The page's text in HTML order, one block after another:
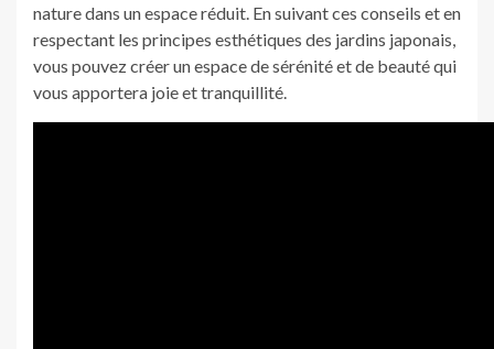
nature dans un espace réduit. En suivant ces conseils et en
respectant les principes esthétiques des jardins japonais,
vous pouvez créer un espace de sérénité et de beauté qui
vous apportera joie et tranquillité.